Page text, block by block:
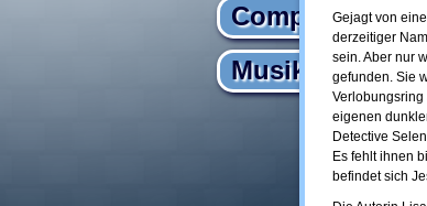
Computer
Musik
Gejagt von
derzeitiger
sein. Aber nur
gefunden. Sie
Verlobungsring
eigenen
Detective
Es fehlt ihnen
befindet sich